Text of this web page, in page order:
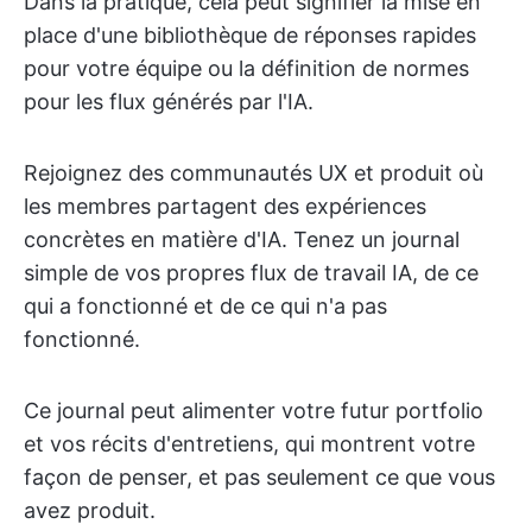
place d'une bibliothèque de réponses rapides
pour votre équipe ou la définition de normes
pour les flux générés par l'IA.
Rejoignez des communautés UX et produit où
les membres partagent des expériences
concrètes en matière d'IA. Tenez un journal
simple de vos propres flux de travail IA, de ce
qui a fonctionné et de ce qui n'a pas
fonctionné.
Ce journal peut alimenter votre futur portfolio
et vos récits d'entretiens, qui montrent votre
façon de penser, et pas seulement ce que vous
avez produit.